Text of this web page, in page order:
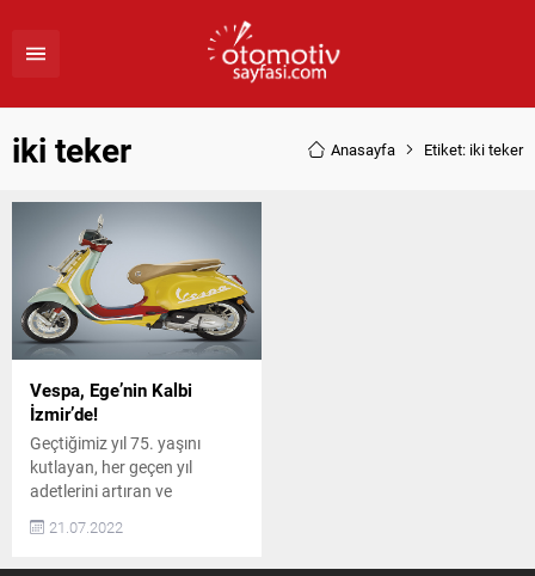
iki teker Anasayfa Etiket: iki teker
Vespa, Ege’nin Kalbi
İzmir’de!
Geçtiğimiz yıl 75. yaşını
kutlayan, her geçen yıl
adetlerini artıran ve
tarafından temsil edilen
21.07.2022